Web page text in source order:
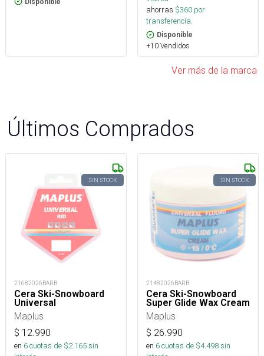
ahorras $360 por
transferencia.
Disponible
+10 Vendidos
Ver más de la marca
Últimos Comprados
SIN STOCK
21682026BARB
Cera Ski-Snowboard
Universal
Maplus
$ 12.990
en 6cuotas de $2.165sin
SIN STOCK
21482026BARB
Cera Ski-Snowboard
Super Glide Wax Cream
Maplus
$ 26.990
en 6cuotas de $4.498sin